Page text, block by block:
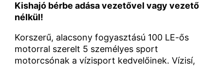
Kishajó bérbe adása vezetővel vagy vezető
nélkül!
Korszerű, alacsony fogyasztású 100 LE-ős
motorral szerelt 5 személyes sport
motorcsónak a vízisport kedvelőinek. Vízisí,